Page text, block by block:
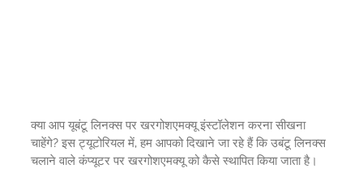
क्या आप यूबंटू लिनक्स पर खरगोशएमक्यू इंस्टॉलेशन करना सीखना
चाहेंगे? इस ट्यूटोरियल में, हम आपको दिखाने जा रहे हैं कि उबंटू लिनक्स
चलाने वाले कंप्यूटर पर खरगोशएमक्यू को कैसे स्थापित किया जाता है।